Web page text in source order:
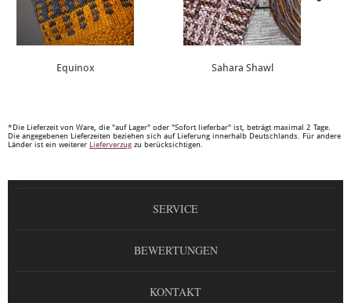
Equinox Sahara Shawl
*Die Lieferzeit von Ware, die "auf Lager" oder "Sofort lieferbar" ist, beträgt maximal 2 Tage.
Die angegebenen Lieferzeiten beziehen sich auf Lieferung innerhalb Deutschlands. Für andere
Länder ist ein weiterer Lieferverzug zu berücksichtigen.
SERVICE
BEWERTUNGEN
KONTAKT